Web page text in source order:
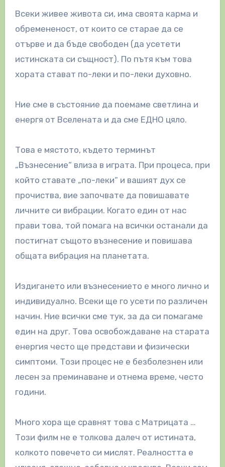
Всеки живее живота си, има своята карма и
обремененост, от които се старае да се
отърве и да бъде свободен (да усетети
истинската си същност). По пътя към това
хората стават по-леки и по-леки духовно.
Ние сме в състояние да поемаме светлина и
енергя от Вселената и да сме ЕДНО цяло.
Това е мястото, където терминът
„Възнесение“ влиза в играта. При процеса, при
който ставате „по-леки“ и вашият дух се
прочиства, вие започвате да повишавате
личните си вибрации. Когато един от нас
прави това, той помага на всички останали да
постигнат същото възнесение и повишава
общата вибрация на планетата.
Издигането или възнесението е много лично и
индивидуално. Всеки ще го усети по различен
начин. Ние всички сме тук, за да си помагаме
един на друг. Това освобождаване на старата
енергия често ще представи и физически
симптоми. Този процес не е безболезнен или
лесен за преминаване и отнема време, често
години.
Много хора ще сравнят това с Матрицата …
Този филм не е толкова далеч от истината,
колкото повечето си мислят. Реалността е